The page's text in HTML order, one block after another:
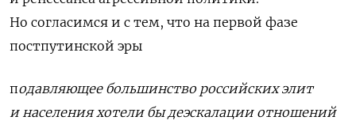
Но согласимся и с тем, что на первой фазе
постпутинской эры
подавляющее большинство российских элит
и населения хотели бы деэскалации отношений